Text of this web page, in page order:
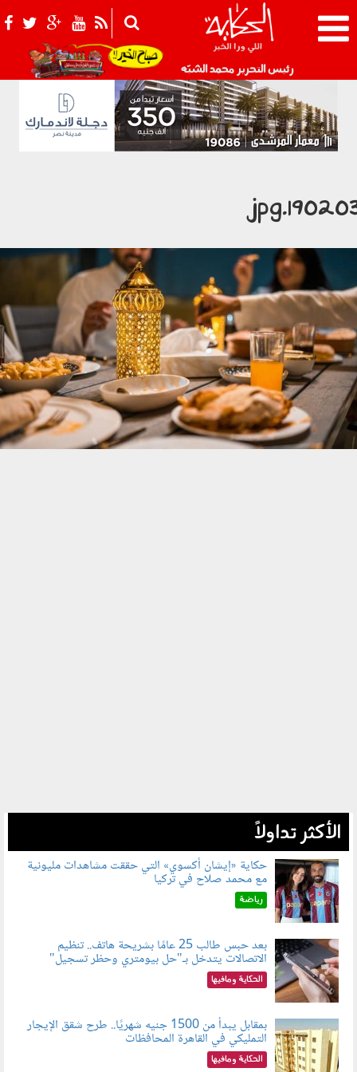
رئيس التحرير محمد الشبّه 021_2.png
الأكثر تداولاً
080802.jpg
حكاية «إيشان أكسوي» التي حققت مشاهدات مليونية
مع محمد صلاح في تركيا
رياضة
080803.jpg
بعد حبس طالب 25 عامًا بشريحة هاتف.. تنظيم
الاتصالات يتدخل بـ"حل بيومتري وحظر تسجيل"
الحكاية ومافيها
080801.jpg
بمقابل يبدأ من 1500 جنيه شهريًا.. طرح شقق الإيجار
التمليكي في القاهرة المحافظات
الحكاية ومافيها